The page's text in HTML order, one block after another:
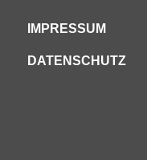
IMPRESSUM
DATENSCHUTZ